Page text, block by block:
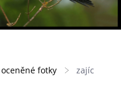
fotky
zajíc